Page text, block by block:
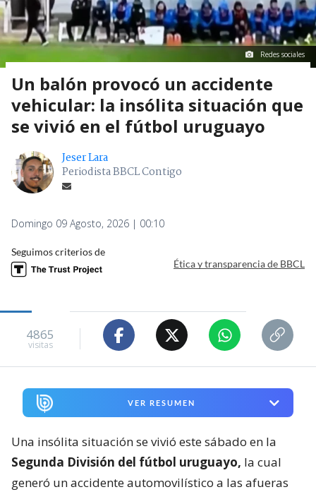
Redes sociales
Un balón provocó un accidente
vehicular: la insólita situación que
se vivió en el fútbol uruguayo
Jeser Lara
Periodista BBCL Contigo
Domingo 09 Agosto, 2026 | 00:10
Seguimos criterios de
Ética y transparencia de BBCL
4865
visitas
VER RESUMEN
Una insólita situación se vivió este sábado en la
Segunda División del fútbol uruguayo, la cual
generó un accidente automovilístico a las afueras